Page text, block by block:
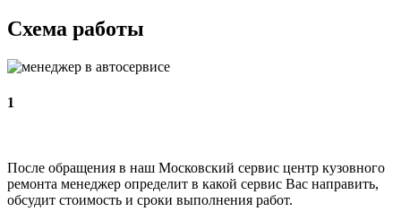
Схема работы
1
После обращения в наш Московский сервис центр кузовного
ремонта менеджер определит в какой сервис Вас направить,
обсудит стоимость и сроки выполнения работ.